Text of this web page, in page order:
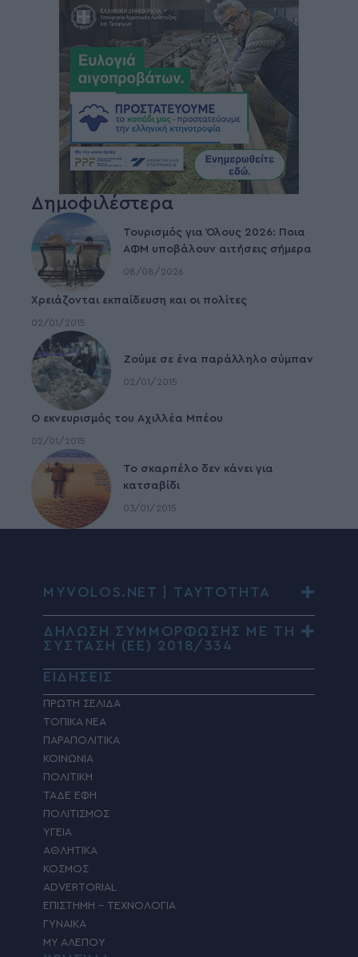
Δημοφιλέστερα
Τουρισμός για Όλους 2026: Ποια
ΑΦΜ υποβάλουν αιτήσεις σήμερα
08/08/2026
Χρειάζονται εκπαίδευση και οι πολίτες
02/01/2015
Ζούμε σε ένα παράλληλο σύμπαν
02/01/2015
Ο εκνευρισμός του Αχιλλέα Μπέου
02/01/2015
To σκαρπέλο δεν κάνει για
κατσαβίδι
03/01/2015
MYVOLOS.NET | ΤΑΥΤΟΤΗΤΑ
ΔΗΛΩΣΗ ΣΥΜΜΟΡΦΩΣΗΣ ΜΕ ΤΗ
ΣΥΣΤΑΣΗ (ΕΕ) 2018/334
ΕΙΔΗΣΕΙΣ
ΠΡΩΤΗ ΣΕΛΙΔΑ
ΤΟΠΙΚΑ ΝΕΑ
ΠΑΡΑΠΟΛΙΤΙΚΑ
ΚΟΙΝΩΝΙΑ
ΠΟΛΙΤΙΚΗ
ΤΑΔΕ ΕΦΗ
ΠΟΛΙΤΙΣΜΟΣ
ΥΓΕΙΑ
ΑΘΛΗΤΙΚΑ
ΚΟΣΜΟΣ
ADVERTORIAL
ΕΠΙΣΤΗΜΗ – ΤΕΧΝΟΛΟΓΙΑ
ΓΥΝΑΙΚΑ
MY ΑΛΕΠΟΥ